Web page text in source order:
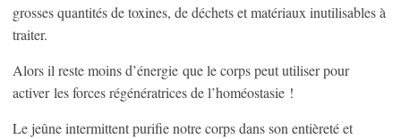
grosses quantités de toxines, de déchets et matériaux inutilisables à
traiter.
Alors il reste moins d’énergie que le corps peut utiliser pour
activer les forces régénératrices de l’homéostasie !
Le jeûne intermittent purifie notre corps dans son entièreté et